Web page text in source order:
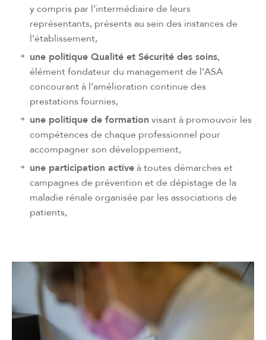
y compris par l’intermédiaire de leurs
représentants, présents au sein des instances de
l’établissement,
une politique Qualité et Sécurité des soins,
élément fondateur du management de l’ASA
concourant à l’amélioration continue des
prestations fournies,
une politique de formation visant à promouvoir les
compétences de chaque professionnel pour
accompagner son développement,
une participation activeà toutes démarches et
campagnes de prévention et de dépistage de la
maladie rénale organisée par les associations de
patients,